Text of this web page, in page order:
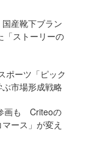
産靴下ブラン
「ストーリーの
ポーツ「ピック
市場形成戦略
画も Criteoの
ース」が変え